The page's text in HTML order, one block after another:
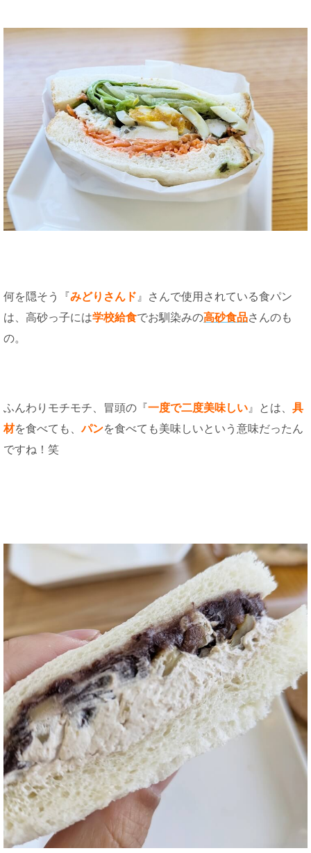
何を隠そう『みどりさんド 』さんで使用されている食パン
は、高砂っ子には学校給食でお馴染みの高砂食品さんのも
の。
ふんわりモチモチ、冒頭の『一度で二度美味しい 』とは、 具
材を食べても、パンを食べても美味しいという意味だったん
ですね！笑